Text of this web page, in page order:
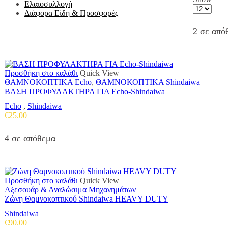
Ελαιοσυλλογή
Διάφορα Είδη & Προσφορές
Products
page
2 σε
Προσθήκη στο καλάθι Quick View
ΘΑΜΝΟΚΟΠΤΙΚΑ Echo, ΘΑΜΝΟΚΟΠΤΙΚΑ Shindaiwa
ΒΑΣΗ ΠΡΟΦΥΛΑΚΤΗΡΑ ΓΙΑ Echo-Shindaiwa
Echo , Shindaiwa
€25.00
4 σε απόθεμα
Προσθήκη στο καλάθι Quick View
Αξεσουάρ & Αναλώσιμα Μηχανημάτων
Ζώνη Θαμνοκοπτικού Shindaiwa HEAVY DUTY
Shindaiwa
€90.00